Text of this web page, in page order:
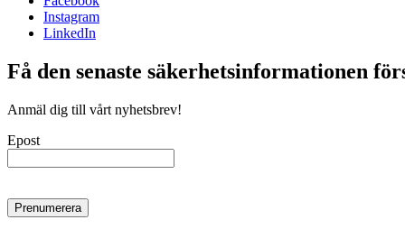
Instagram
LinkedIn
Få den senaste säkerhetsinformationen
Anmäl dig till vårt nyhetsbrev!
Epost
Prenumerera